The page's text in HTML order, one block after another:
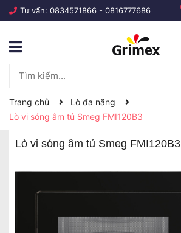
Tư vấn: 0834571866 - 0816777686
Trang chủ
Lò đa năng
Lò vi sóng âm tủ Smeg FMI120B3
Lò vi sóng âm tủ Smeg FMI120B3